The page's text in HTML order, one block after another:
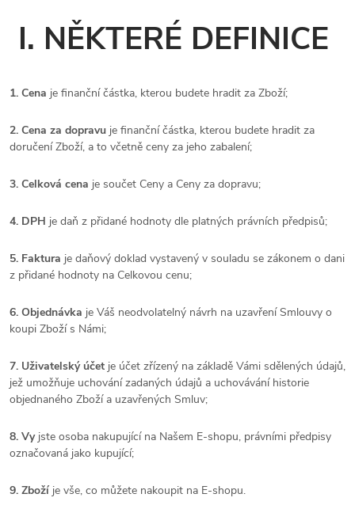
I. NĚKTERÉ DEFINICE
1. Cena je finanční částka, kterou budete hradit za Zboží;
2. Cena za dopravu je finanční částka, kterou budete hradit za
doručení Zboží, a to včetně ceny za jeho zabalení;
3. Celková cena je součet Ceny a Ceny za dopravu;
4. DPH je daň z přidané hodnoty dle platných právních předpisů;
5. Faktura je daňový doklad vystavený v souladu se zákonem o dani
z přidané hodnoty na Celkovou cenu;
6. Objednávka je Váš neodvolatelný návrh na uzavření Smlouvy o
koupi Zboží s Námi;
7. Uživatelský účet je účet zřízený na základě Vámi sdělených údajů,
jež umožňuje uchování zadaných údajů a uchovávání historie
objednaného Zboží a uzavřených Smluv;
8. Vyjste osoba nakupující na Našem E-shopu, právními předpisy
označovaná jako kupující;
9. Zboží je vše, co můžete nakoupit na E-shopu.